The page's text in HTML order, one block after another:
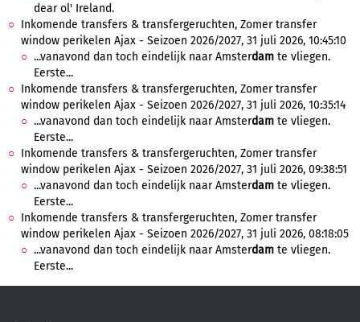
dear ol' Ireland.
Inkomende transfers & transfergeruchten, Zomer transfer
window perikelen Ajax - Seizoen 2026/2027, 31 juli 2026, 10:45:10
...vanavond dan toch eindelijk naar Amsterdam te vliegen.
Eerste...
Inkomende transfers & transfergeruchten, Zomer transfer
window perikelen Ajax - Seizoen 2026/2027, 31 juli 2026, 10:35:14
...vanavond dan toch eindelijk naar Amsterdam te vliegen.
Eerste...
Inkomende transfers & transfergeruchten, Zomer transfer
window perikelen Ajax - Seizoen 2026/2027, 31 juli 2026, 09:38:51
...vanavond dan toch eindelijk naar Amsterdam te vliegen.
Eerste...
Inkomende transfers & transfergeruchten, Zomer transfer
window perikelen Ajax - Seizoen 2026/2027, 31 juli 2026, 08:18:05
...vanavond dan toch eindelijk naar Amsterdam te vliegen.
Eerste...